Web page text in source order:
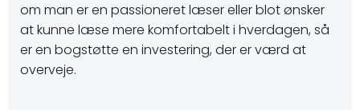
om man er en passioneret læser eller blot ønsker
at kunne læse mere komfortabelt i hverdagen, så
er en bogstøtte en investering, der er værd at
overveje.